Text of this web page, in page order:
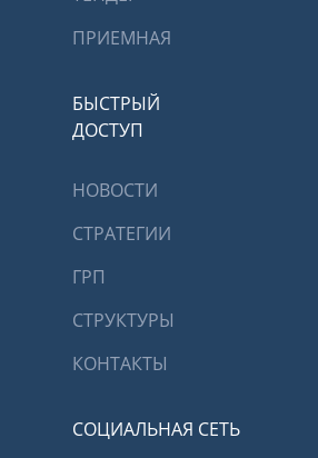
ПРИЕМНАЯ
БЫСТРЫЙ
ДОСТУП
НОВОСТИ
СТРАТЕГИИ
ГРП
СТРУКТУРЫ
КОНТАКТЫ
СОЦИАЛЬНАЯ СЕТЬ